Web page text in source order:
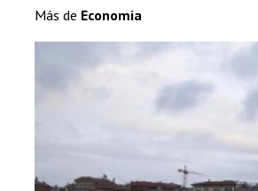
Más de Economia